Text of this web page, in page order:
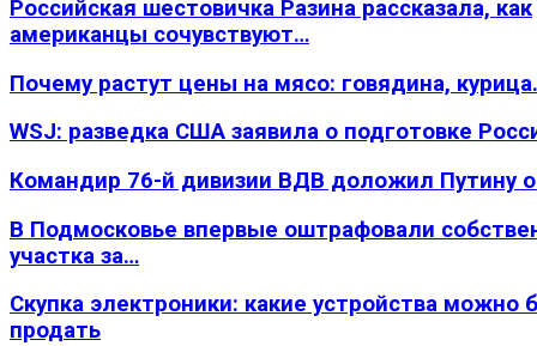
Российская шестовичка Разина рассказала, как
американцы сочувствуют…
Почему растут цены на мясо: говядина,
WSJ: разведка США заявила о подготовке
Командир 76-й дивизии ВДВ доложил Путину
В Подмосковье впервые оштрафовали
участка за…
Скупка электроники: какие устройства можно
продать